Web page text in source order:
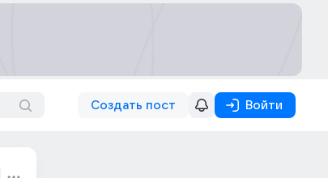
Создать пост Войти